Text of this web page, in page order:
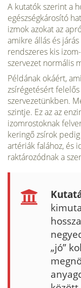
A kutatók szerint a
egészségkárosító
izmok azokat az
amikre állás és
rendszeres kis
szervezet normális
Példának okáért,
zsírégetésért
szervezetünkben.
szintje. Ez az az
izomrostoknak
keringő zsírok
artériák falához, és
raktározódnak a
„jó”